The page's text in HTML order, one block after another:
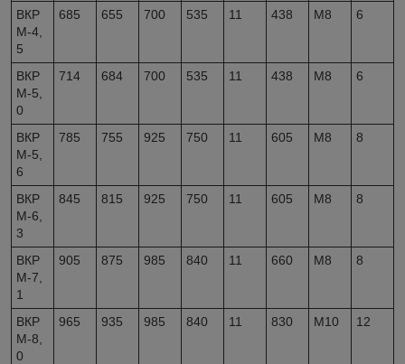
ВКР
М-4,
5
685 655 700 535 11 438 М8 6
ВКР
М-5,
0
714 684 700 535 11 438 М8 6
ВКР
М-5,
6
785 755 925 750 11 605 М8 8
ВКР
М-6,
3
845 815 925 750 11 605 М8 8
ВКР
М-7,
1
905 875 985 840 11 660 М8 8
ВКР
М-8,
0
965 935 985 840 11 830 М10 12